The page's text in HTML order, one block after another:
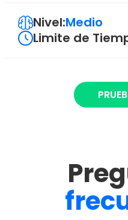
Nivel:Medio
Limite de